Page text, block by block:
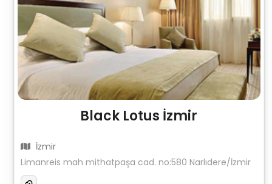
Black Lotus İzmir
İzmir
Limanreis mah mithatpaşa cad. no:580 Narlıdere/İzmir